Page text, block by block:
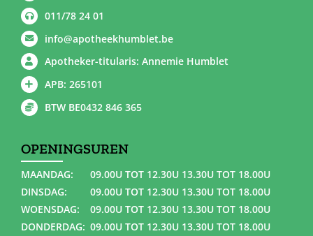
011/78 24 01
info@apotheekhumblet.be
Apotheker-titularis: Annemie Humblet
APB: 265101
BTW BE0432 846 365
OPENINGSUREN
MAANDAG:
09.00U TOT 12.30U 13.30U TOT 18.00U
DINSDAG:
09.00U TOT 12.30U 13.30U TOT 18.00U
WOENSDAG:
09.00U TOT 12.30U 13.30U TOT 18.00U
DONDERDAG: 09.00U TOT 12.30U 13.30U TOT 18.00U